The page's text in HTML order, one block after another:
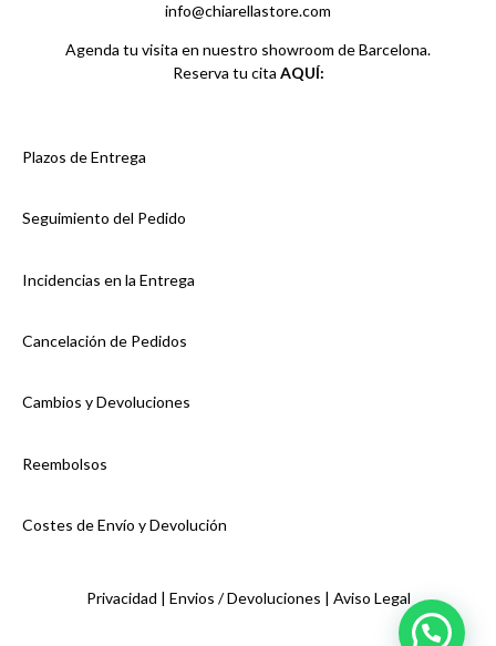
info@chiarellastore.com
Agenda tu visita en nuestro showroom de Barcelona.
Reserva tu cita AQUÍ:
Plazos de Entrega
Seguimiento del Pedido
Incidencias en la Entrega
Cancelación de Pedidos
Cambios y Devoluciones
Reembolsos
Costes de Envío y Devolución
Privacidad | Envios / Devoluciones | Aviso Legal